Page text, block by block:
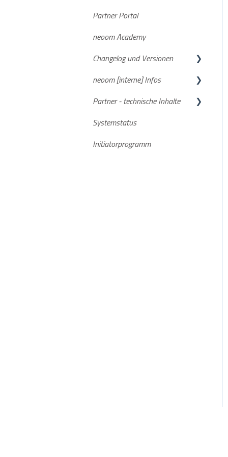
Häufige Fragen
Datenaufzeichnung
Dokumente/Unterlagen
NEEO
STAAK und STAAK Eco
Allgemein
Smartmeter
Partner Portal
neoom Academy
Changelog und Versionen
BEAAM Software
neoom App
Aktuelle Software Versionen
neoom [interne] Infos
FAQs
Partner - technische Inhalte
Stromspeicher
Systemstatus
Initiatorprogramm